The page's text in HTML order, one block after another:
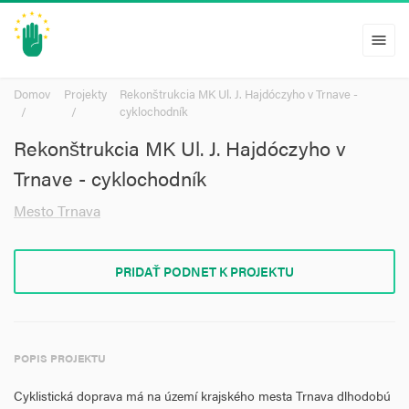
menu
Domov Projekty
Rekonštrukcia MK Ul. J. Hajdóczyho v Trnave -
cyklochodník
Rekonštrukcia MK Ul. J. Hajdóczyho v
Trnave - cyklochodník
Mesto Trnava
PRIDAŤ PODNET K PROJEKTU
POPIS PROJEKTU
Cyklistická doprava má na území krajského mesta Trnava dlhodobú